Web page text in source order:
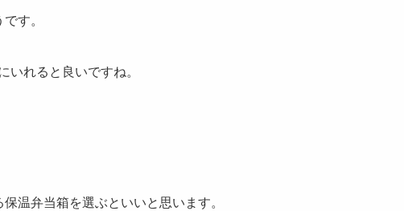
す。
れると良いですね。
保温弁当箱を選ぶといいと思います。